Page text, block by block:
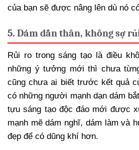
của bạn sẽ được nâng lên dù nó
5. Dám dấn thân, không sợ
Rủi ro trong sáng tạo là điều
những ý tưởng mới thì chưa
cũng chưa ai biết trước kết quả
có những người mạnh dạn dám
tựu sáng tạo độc đáo mới được
mạnh mẽ dám nghĩ, dám làm và
đẹp để có dũng khí hơn.